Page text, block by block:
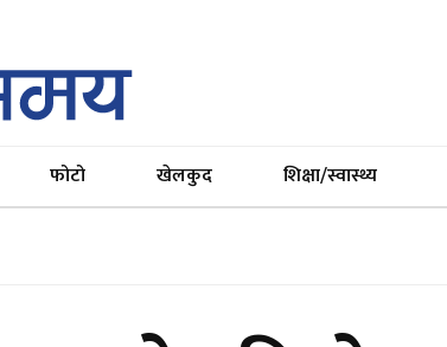
फोटो खेलकुद शिक्षा/स्वास्थ्य